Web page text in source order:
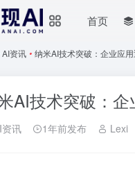
首页
AI资讯 • 纳米AI技术突破：企业应
AI技术突破：
讯 1年前发布 Lexi